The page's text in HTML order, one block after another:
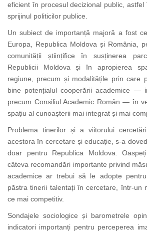
eficient în procesul decizional public,
sprijinul politicilor publice.
Un subiect de importanță majoră a fost
Europa, Republica Moldova și România,
comunității științifice în susținerea
Republicii Moldova și în apropierea
regiune, precum și modalitățile prin care
bine potențialul cooperării academice —
precum Consiliul Academic Român — în
spațiu al cunoașterii mai integrat și mai
Problema tinerilor și a viitorului
acestora în cercetare și educație, s-a
doar pentru Republica Moldova.
câteva recomandări importante privind
academice ar trebui să le adopte
păstra tinerii talentați în cercetare, într-un
ce mai competitiv.
Sondajele sociologice și barometrele
indicatori importanți pentru perceperea